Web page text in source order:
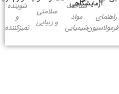
راهنمای
فرمولاسیون
شناخت
مواد
شیمیایی
سلامتی
و زیبایی
شوینده
و
تمیزکننده